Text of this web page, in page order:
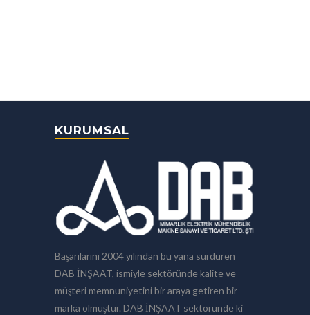
KURUMSAL
Başarılarını 2004 yılından bu yana sürdüren
DAB İNŞAAT, ismiyle sektöründe kalite ve
müşteri memnuniyetini bir araya getiren bir
marka olmuştur. DAB İNŞAAT sektöründe ki